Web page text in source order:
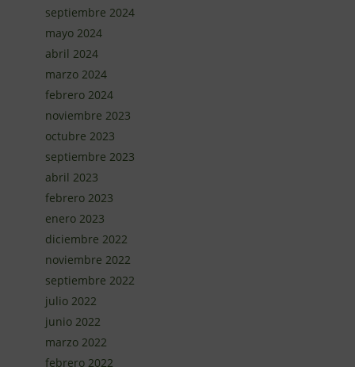
septiembre 2024
mayo 2024
abril 2024
marzo 2024
febrero 2024
noviembre 2023
octubre 2023
septiembre 2023
abril 2023
febrero 2023
enero 2023
diciembre 2022
noviembre 2022
septiembre 2022
julio 2022
junio 2022
marzo 2022
febrero 2022